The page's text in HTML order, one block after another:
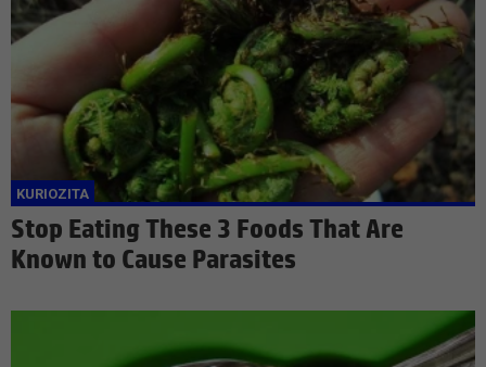
Stop Eating These 3 Foods That Are
Known to Cause Parasites